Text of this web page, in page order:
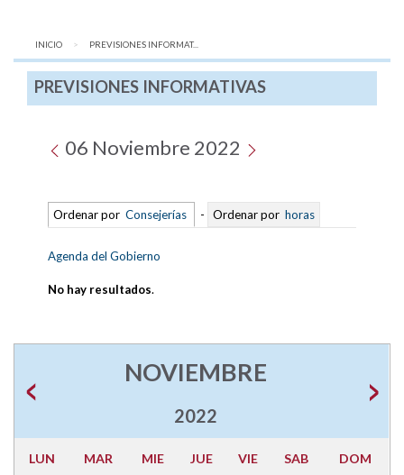
INICIO AQUÍ:
PREVISIONES INFORMAT...
PREVISIONES INFORMATIVAS
06 Noviembre 2022
Ordenar por Consejerías - Ordenar por horas
Agenda del Gobierno
No hay resultados.
NOVIEMBRE
2022
LUN MAR MIE JUE VIE SAB DOM